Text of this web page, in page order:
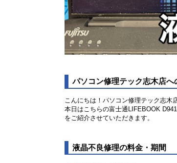
パソコン修理テック志木店へ
こんにちは！パソコン修理テック志木
本日はこちらの富士通LIFEBOOK
をご紹介させていただきます。
液晶不良修理の料金・期間